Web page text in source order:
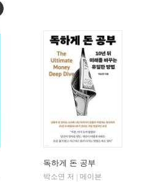
독하게 돈 공부
박소연 저
메이븐